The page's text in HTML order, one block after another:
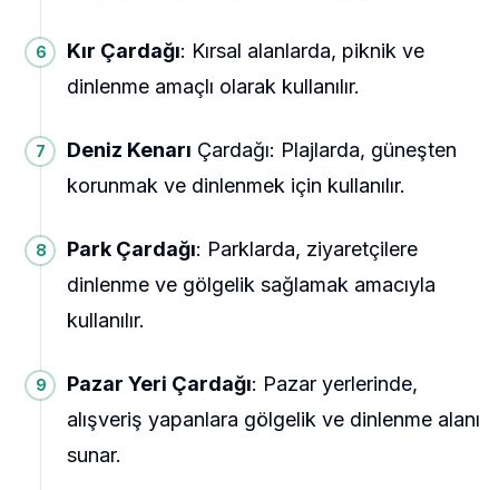
Kır Çardağı: Kırsal alanlarda, piknik ve
dinlenme amaçlı olarak kullanılır.
Deniz Kenarı Çardağı: Plajlarda, güneşten
korunmak ve dinlenmek için kullanılır.
Park Çardağı: Parklarda, ziyaretçilere
dinlenme ve gölgelik sağlamak amacıyla
kullanılır.
Pazar Yeri Çardağı: Pazar yerlerinde,
alışveriş yapanlara gölgelik ve dinlenme alanı
sunar.